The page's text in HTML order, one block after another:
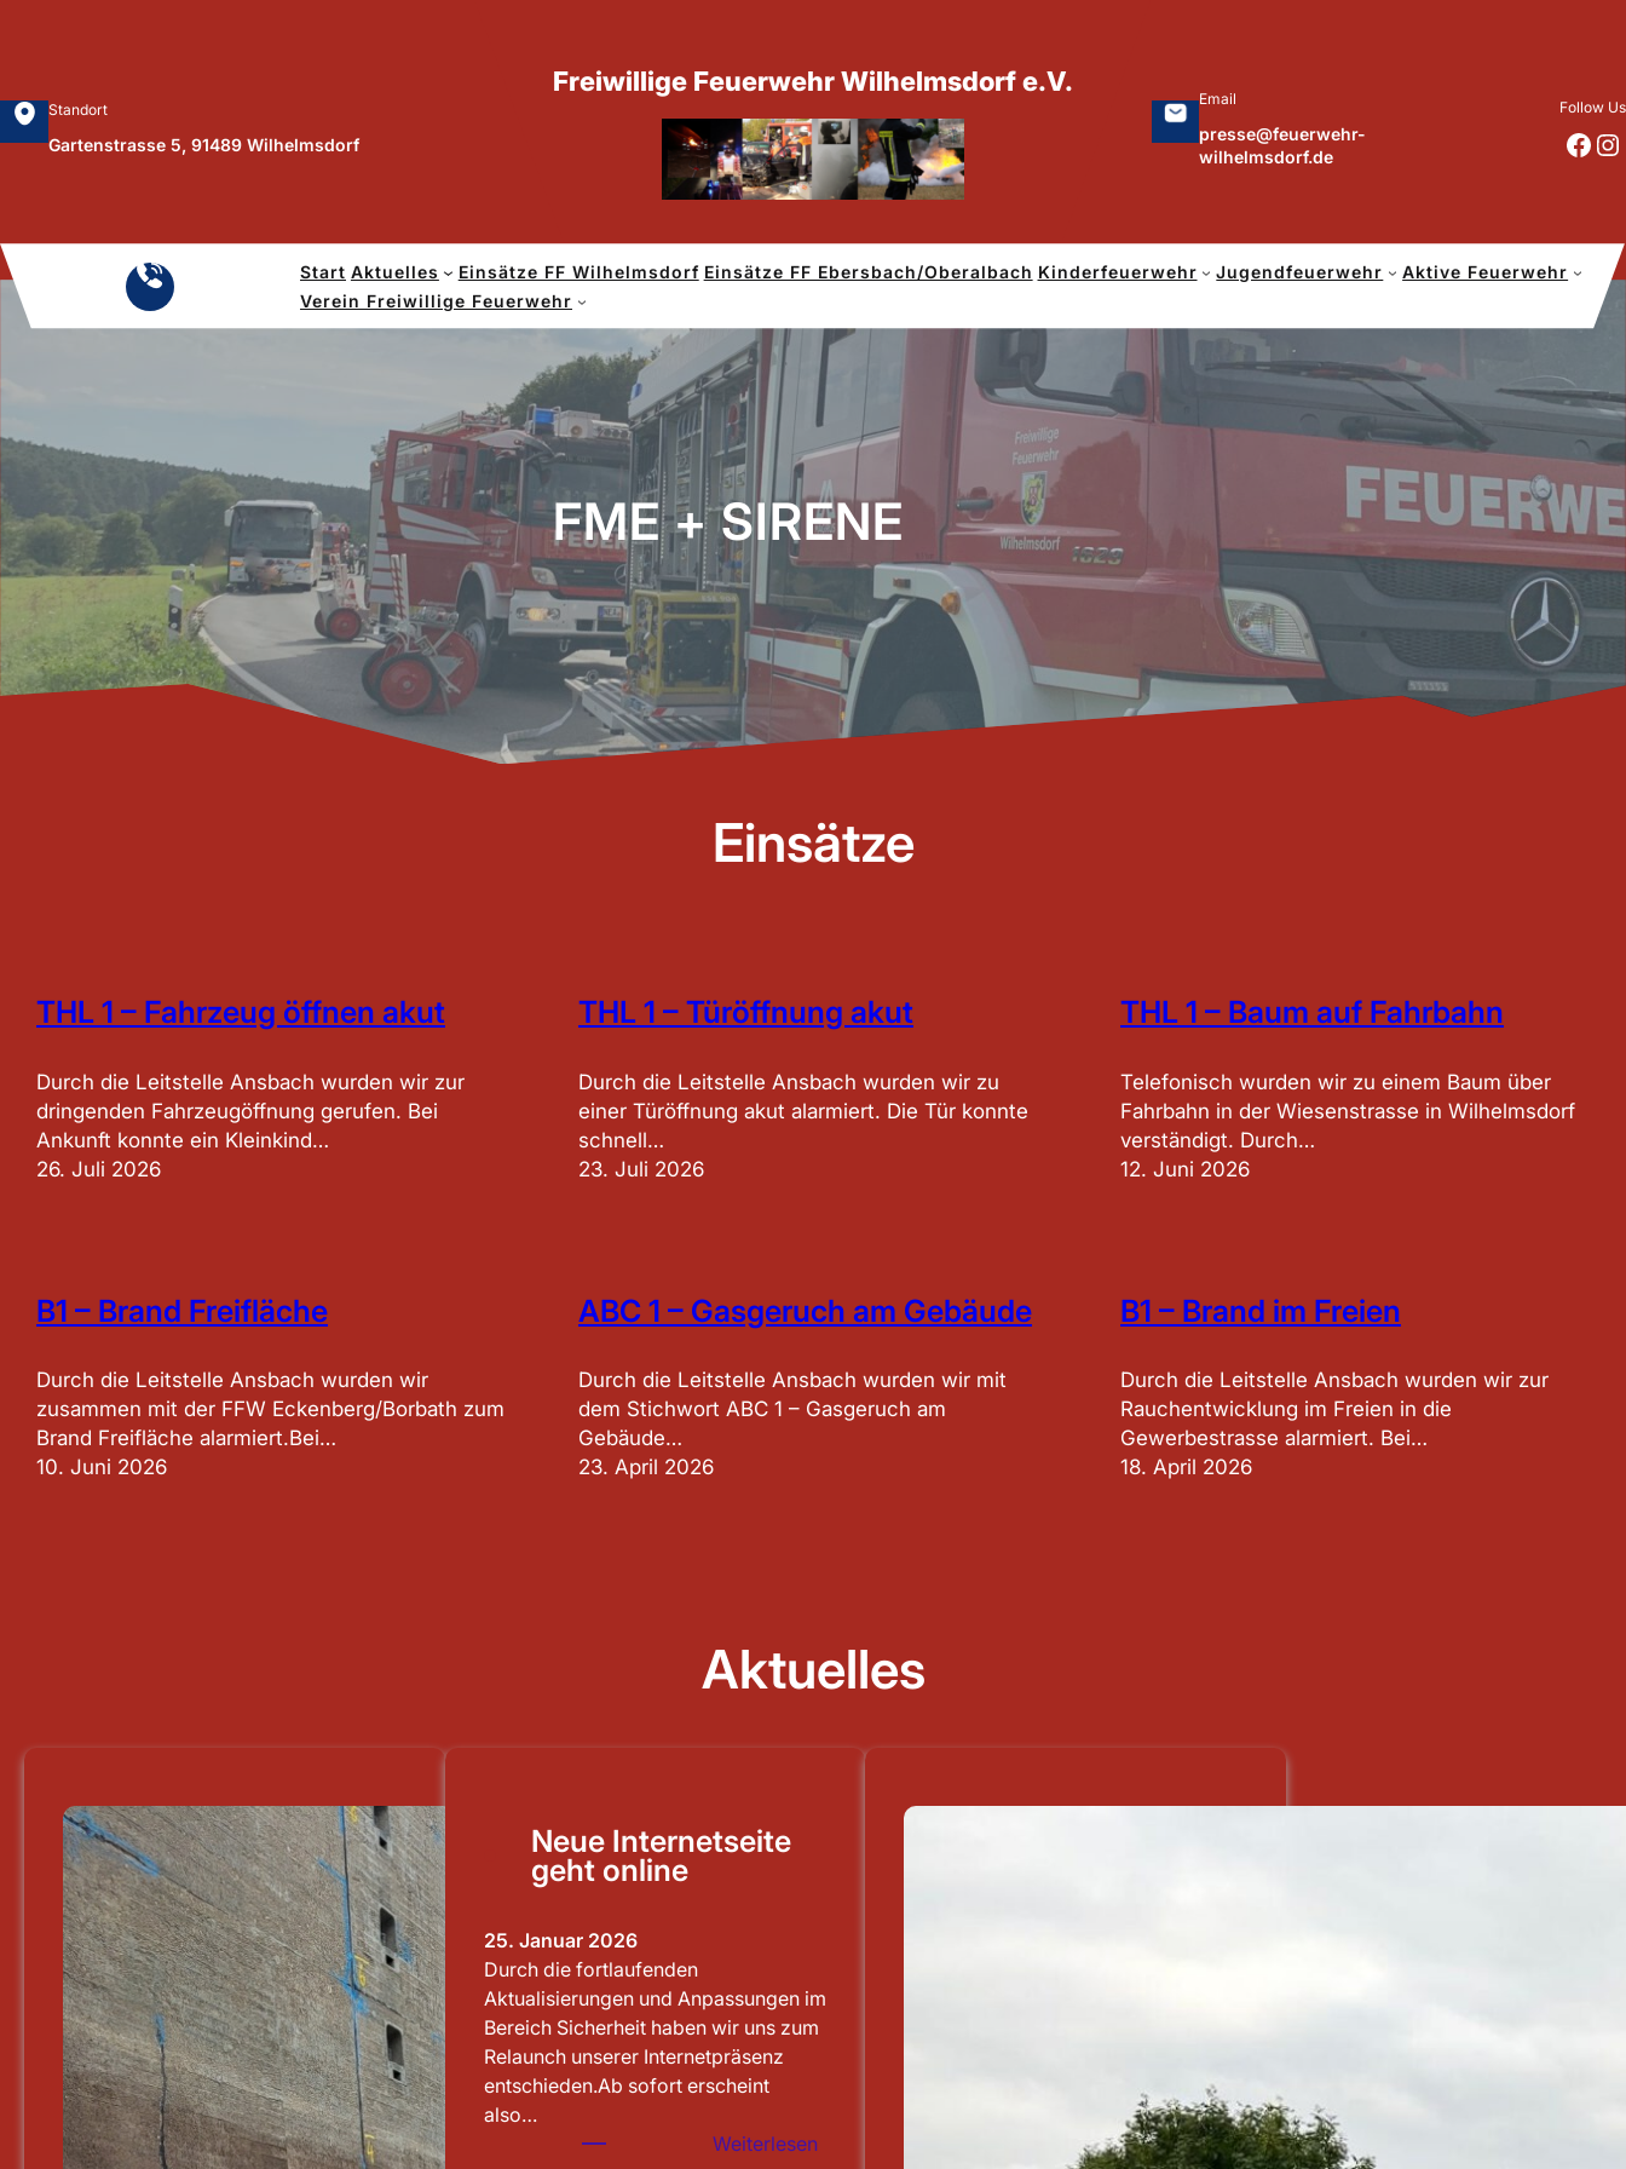
Standort
Gartenstrasse 5, 91489 Wilhelmsdorf
Freiwillige Feuerwehr Wilhelmsdorf e.V.
Email
presse@feuerwehr-
wilhelmsdorf.de
Follow Us
https://www.facebook.com/p/Feuerwehr-Wilhelmsdorf-Mfr-100041655560073/?locale=de_DE https://www.instagram.com/feuerwehr_wilhelmsdorf_mfr/
Start Aktuelles Einsätze FF Wilhelmsdorf Einsätze FF Ebersbach/Oberalbach Kinderfeuerwehr Jugendfeuerwehr
Aktive Feuerwehr
Verein Freiwillige Feuerwehr
FME + SIRENE
Einsätze
THL 1 – Fahrzeug öffnen akut
Durch die Leitstelle Ansbach wurden wir zur
dringenden Fahrzeugöffnung gerufen. Bei
Ankunft konnte ein Kleinkind…
26. Juli 2026
THL 1 – Türöffnung akut
Durch die Leitstelle Ansbach wurden wir zu
einer Türöffnung akut alarmiert. Die Tür konnte
schnell…
23. Juli 2026
THL 1 – Baum auf Fahrbahn
Telefonisch wurden wir zu einem Baum über
Fahrbahn in der Wiesenstrasse in Wilhelmsdorf
verständigt. Durch…
12. Juni 2026
B1 – Brand Freifläche
Durch die Leitstelle Ansbach wurden wir
zusammen mit der FFW Eckenberg/Borbath zum
Brand Freifläche alarmiert.Bei…
10. Juni 2026
ABC 1 – Gasgeruch am Gebäude
Durch die Leitstelle Ansbach wurden wir mit
dem Stichwort ABC 1 – Gasgeruch am
Gebäude…
23. April 2026
B1 – Brand im Freien
Durch die Leitstelle Ansbach wurden wir zur
Rauchentwicklung im Freien in die
Gewerbestrasse alarmiert. Bei…
18. April 2026
Aktuelles
Neue Internetseite
geht online
25. Januar 2026
Durch die fortlaufenden
Aktualisierungen und Anpassungen im
Bereich Sicherheit haben wir uns zum
Relaunch unserer Internetpräsenz
entschieden.Ab sofort erscheint
also…
Weiterlesen